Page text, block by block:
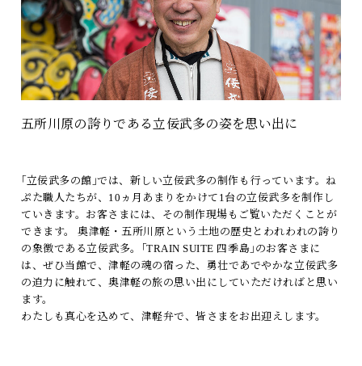
五所川原の誇りである立佞武多の姿を思い出に
｢立佞武多の館｣では、新しい立佞武多の制作も行っています。ね
ぷた職人たちが、10ヵ月あまりをかけて1台の立佞武多を制作し
ていきます。お客さまには、その制作現場もご覧いただくことが
できます。 奥津軽・五所川原という土地の歴史とわれわれの誇り
の象徴である立佞武多。｢TRAIN SUITE 四季島｣のお客さまに
は、ぜひ当館で、津軽の魂の宿った、勇壮であでやかな立佞武多
の迫力に触れて、奥津軽の旅の思い出にしていただければと思い
ます。
わたしも真心を込めて、津軽弁で、皆さまをお出迎えします。